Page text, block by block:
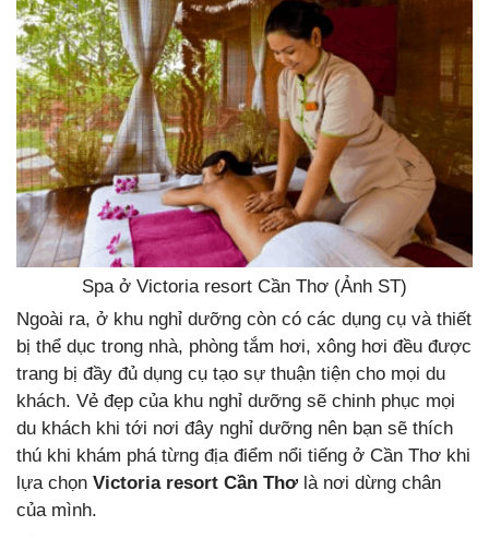
Spa ở Victoria resort Cần Thơ (Ảnh ST)
Ngoài ra, ở khu nghỉ dưỡng còn có các dụng cụ và thiết
bị thể dục trong nhà, phòng tắm hơi, xông hơi đều được
trang bị đầy đủ dụng cụ tạo sự thuận tiện cho mọi du
khách. Vẻ đẹp của khu nghỉ dưỡng sẽ chinh phục mọi
du khách khi tới nơi đây nghỉ dưỡng nên bạn sẽ thích
thú khi khám phá từng địa điểm nổi tiếng ở Cần Thơ khi
lựa chọn Victoria resort Cần Thơ là nơi dừng chân
của mình.